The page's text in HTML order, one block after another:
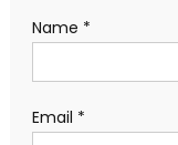
Name *
Email *